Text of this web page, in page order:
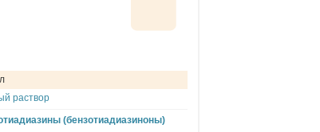
раствор
(бензотиадиазиноны)